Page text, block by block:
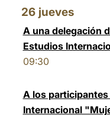
26 jueves
A una delegación
Estudios
09:30
A los
Internacional